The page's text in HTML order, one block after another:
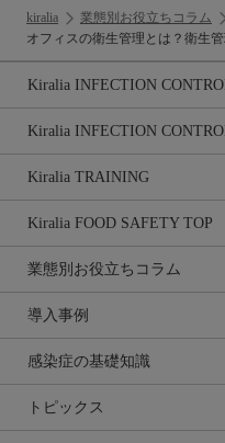
kiralia
業態別お役立ちコラム
オフィスの衛生管理とは？衛生
Kiralia INFECTION
Kiralia INFECTION
Kiralia TRAINING
Kiralia FOOD SAFETY TOP
業態別お役立ちコラム
導入事例
感染症の基礎知識
トピックス